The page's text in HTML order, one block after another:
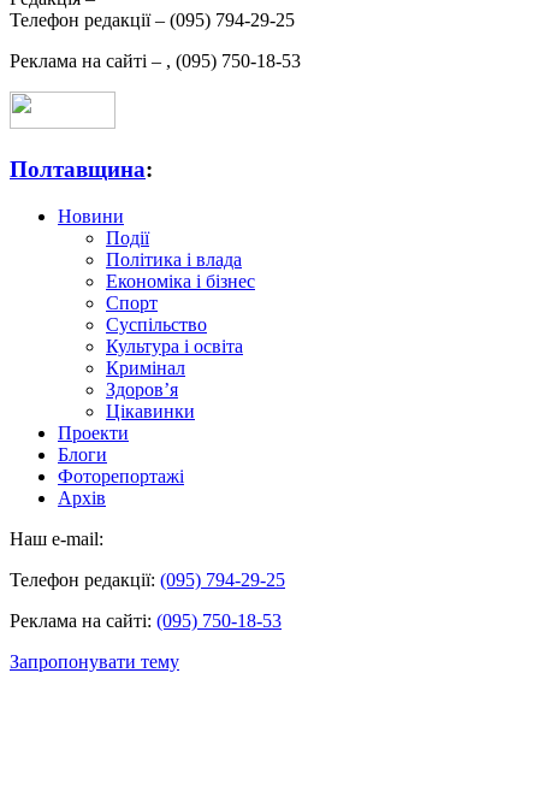
Телефон редакції – (095) 794-29-25
Реклама на сайті – , (095) 750-18-53
Полтавщина:
Новини
Події
Політика і влада
Економіка і бізнес
Спорт
Суспільство
Культура і освіта
Кримінал
Здоров’я
Цікавинки
Проекти
Блоги
Фоторепортажі
Архів
Наш e-mail:
Телефон редакції: (095) 794-29-25
Реклама на сайті: (095) 750-18-53
Запропонувати тему